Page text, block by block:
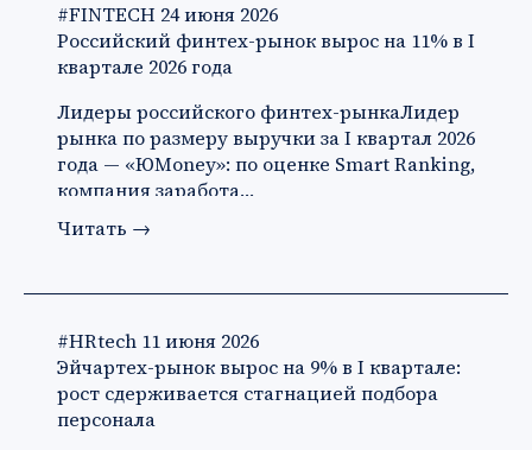
#FINTECH 24 июня 2026
Российский финтех-рынок вырос на 11% в I
квартале 2026 года
Лидеры российского финтех-рынкаЛидер
рынка по размеру выручки за I квартал 2026
года — «ЮMoney»: по оценке Smart Ranking,
компания заработа…
Читать →
#HRtech 11 июня 2026
Эйчартех-рынок вырос на 9% в I квартале:
рост сдерживается стагнацией подбора
персонала